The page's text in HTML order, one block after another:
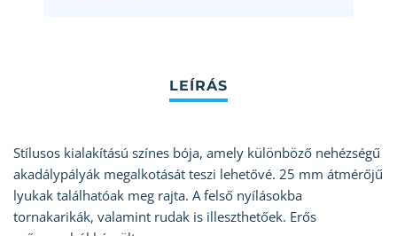
Stílusos kialakítású színes bója, amely különböző nehézségű
akadálypályák megalkotását teszi lehetővé. 25 mm átmérőjű
lyukak találhatóak meg rajta. A felső nyílásokba
tornakarikák, valamint rudak is illeszthetőek. Erős